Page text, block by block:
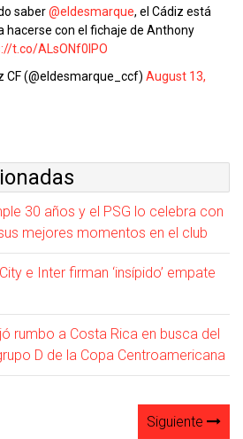
saber@eldesmarque, el Cádiz está
hacerse con el fichaje de Anthony
t.co/ALsONf0lPO
CF (@eldesmarque_ccf) August 13,
30 años y el PSG lo celebra con
mejores momentos en el club
e Inter firman ‘insípido’ empate
rumbo a Costa Rica en busca del
D de la Copa Centroamericana
Siguiente